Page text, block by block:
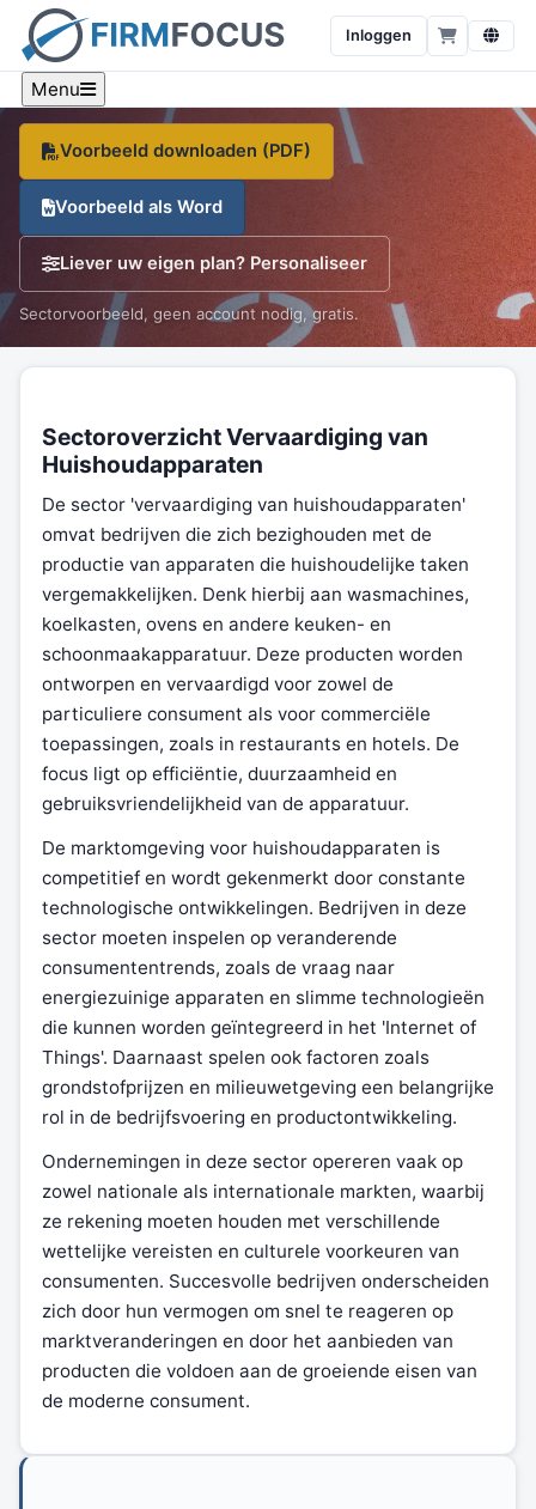
Inloggen
Menu
van huishoudapparaten
Een sector-specifiek voorbeeld, branche-cijfers en een
gratis sjabloon, op één pagina.
Voorbeeld downloaden (PDF)
Voorbeeld als Word
Liever uw eigen plan? Personaliseer
Sectorvoorbeeld, geen account nodig, gratis.
Sectoroverzicht Vervaardiging van
Huishoudapparaten
De sector 'vervaardiging van huishoudapparaten'
omvat bedrijven die zich bezighouden met de
productie van apparaten die huishoudelijke taken
vergemakkelijken. Denk hierbij aan wasmachines,
koelkasten, ovens en andere keuken- en
schoonmaakapparatuur. Deze producten worden
ontworpen en vervaardigd voor zowel de
particuliere consument als voor commerciële
toepassingen, zoals in restaurants en hotels. De
focus ligt op efficiëntie, duurzaamheid en
gebruiksvriendelijkheid van de apparatuur.
De marktomgeving voor huishoudapparaten is
competitief en wordt gekenmerkt door constante
technologische ontwikkelingen. Bedrijven in deze
sector moeten inspelen op veranderende
consumententrends, zoals de vraag naar
energiezuinige apparaten en slimme technologieën
die kunnen worden geïntegreerd in het 'Internet of
Things'. Daarnaast spelen ook factoren zoals
grondstofprijzen en milieuwetgeving een belangrijke
rol in de bedrijfsvoering en productontwikkeling.
Ondernemingen in deze sector opereren vaak op
zowel nationale als internationale markten, waarbij
ze rekening moeten houden met verschillende
wettelijke vereisten en culturele voorkeuren van
consumenten. Succesvolle bedrijven onderscheiden
zich door hun vermogen om snel te reageren op
marktveranderingen en door het aanbieden van
producten die voldoen aan de groeiende eisen van
de moderne consument.